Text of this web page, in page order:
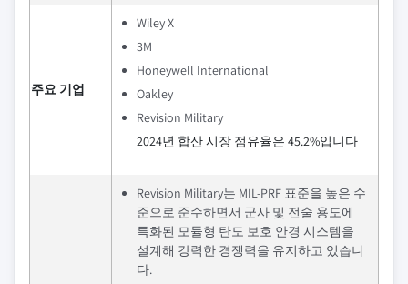
주요 기업
Wiley X
3M
Honeywell International
Oakley
Revision Military
2024년 합산 시장 점유율은 45.2%입니다
Revision Military는 MIL-PRF 표준을 높은 수
준으로 준수하면서 군사 및 전술 용도에
특화된 모듈형 탄도 보호 안경 시스템을
설계해 강력한 경쟁력을 유지하고 있습니
다.